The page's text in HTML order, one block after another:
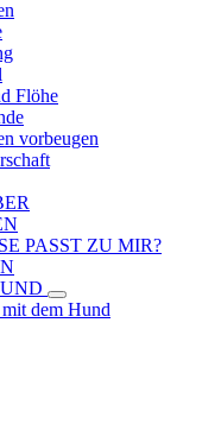
Flöhe
vorbeugen
PASST ZU MIR?
dem Hund